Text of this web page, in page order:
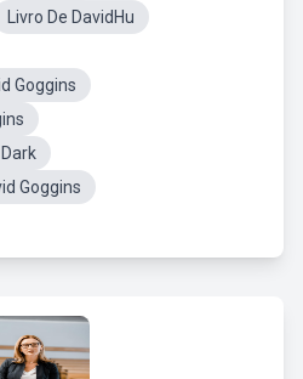
Livro De DavidHu
Goggins
Goggins